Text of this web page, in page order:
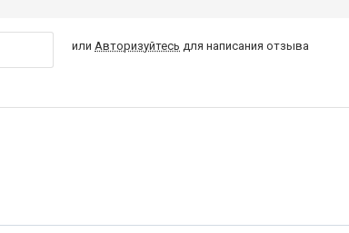
или Авторизуйтесь для написания отзыва